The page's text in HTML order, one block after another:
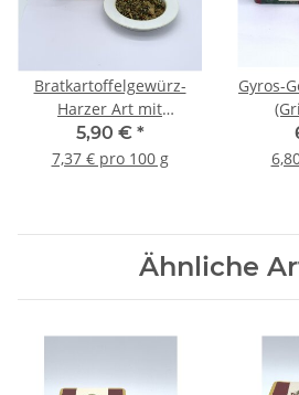
Bratkartoffelgewürz-
Harzer Art mit
Röstzwiebeln
5,90 € *
7,37 € pro 100 g
Gyros-
Ähnliche